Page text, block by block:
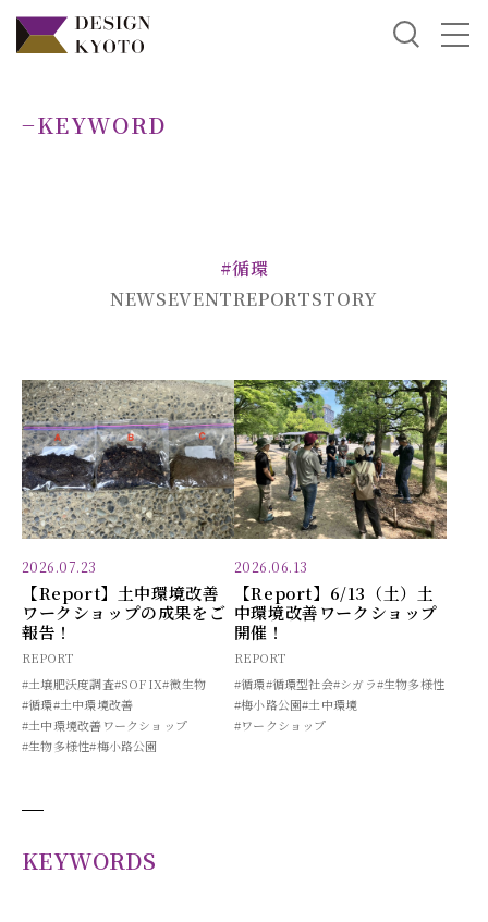
−KEYWORD
#循環
NEWSEVENTREPORTSTORY
2026.07.23
【Report】土中環境改善
ワークショップの成果をご
報告！
REPORT
#土壌肥沃度調査#SOFIX#微生物
#循環#土中環境改善
#土中環境改善ワークショップ
#生物多様性#梅小路公園
2026.06.13
【Report】6/13（土）土
中環境改善ワークショップ
開催！
REPORT
#循環#循環型社会#シガラ#生物多様性
#梅小路公園#土中環境
#ワークショップ
KEYWORDS